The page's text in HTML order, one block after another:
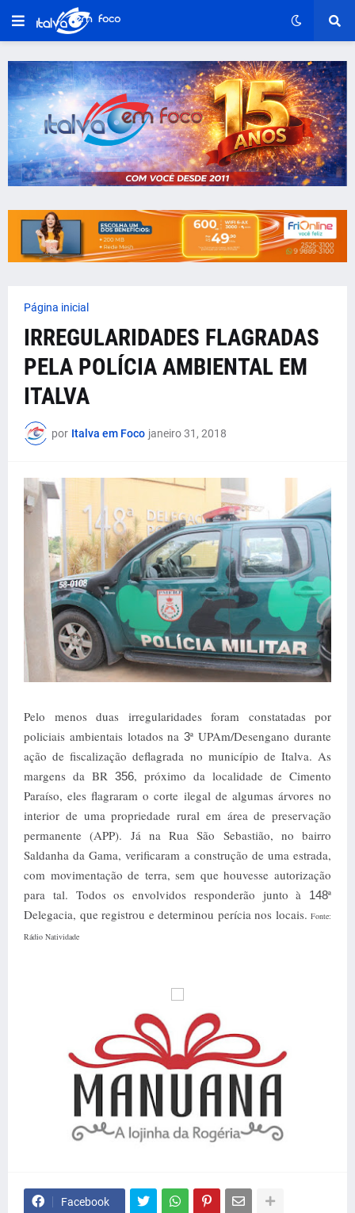
Página inicial
IRREGULARIDADES FLAGRADAS
PELA POLÍCIA AMBIENTAL EM
ITALVA
por Italva em Foco janeiro 31, 2018
Pelo menos duas irregularidades foram constatadas por
policiais ambientais lotados na3ª UPAm/Desengano durante
ação de fiscalização deflagrada no município de Italva. As
margens da BR 356, próximo da localidade de Cimento
Paraíso, eles flagraram o corte ilegal de algumas árvores no
interior de uma propriedade rural em área de preservação
permanente (APP). Já na Rua São Sebastião, no bairro
Saldanha da Gama, verificaram a construção de uma estrada,
com movimentação de terra, sem que houvesse autorização
para tal. Todos os envolvidos responderão junto à
148ª
Delegacia, que registrou e determinou perícia nos locais. Fonte:
Rádio Natividade
Facebook